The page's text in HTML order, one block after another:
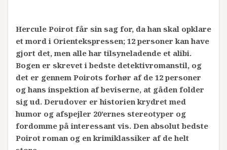
Hercule Poirot får sin sag for, da han skal opklare
et mord i Orientekspressen; 12 personer kan have
gjort det, men alle har tilsyneladende et alibi.
Bogen er skrevet i bedste detektivromanstil, og
det er gennem Poirots forhør af de 12 personer
og hans inspektion af beviserne, at gåden folder
sig ud. Derudover er historien krydret med
humor og afspejler 20’ernes stereotyper og
fordomme på interessant vis. Den absolut bedste
Poirot roman og en krimiklassiker af de helt